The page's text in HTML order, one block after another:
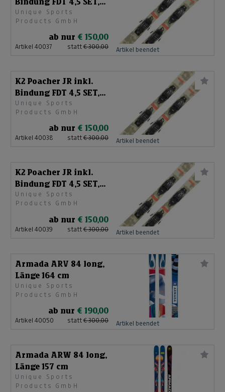
Länge 119cm
Unique Sports
Products GmbH
ab nur € 150,00
Artikel 40037 statt € 300,00 Artikel beendet
K2 Poacher JR inkl.
Bindung FDT 4,5 SET,
Länge 129cm
Unique Sports
Products GmbH
ab nur € 150,00
Artikel 40038 statt € 300,00 Artikel beendet
K2 Poacher JR inkl.
Bindung FDT 4,5 SET,
Länge 139cm
Unique Sports
Products GmbH
ab nur € 150,00
Artikel 40039 statt € 300,00 Artikel beendet
Armada ARV 84 long,
Länge 164 cm
Unique Sports
Products GmbH
ab nur € 190,00
Artikel 40050 statt € 300,00 Artikel beendet
Armada ARW 84 long,
Länge 157 cm
Unique Sports
Products GmbH